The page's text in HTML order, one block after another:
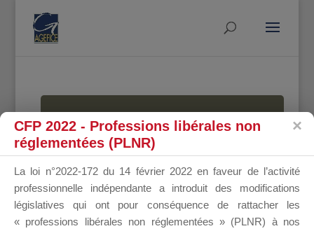
MALLETTE
DU
CFP 2022 - Professions libérales non
réglementées (PLNR)
La loi n°2022-172 du 14 février 2022 en faveur de l’activité
professionnelle indépendante a introduit des modifications
législatives qui ont pour conséquence de rattacher les
« professions libérales non réglementées » (PLNR) à nos